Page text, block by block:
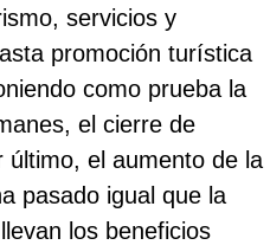
servicios y
promoción turística
como prueba la
el cierre de
último, el aumento de la
pasado igual que la
los beneficios